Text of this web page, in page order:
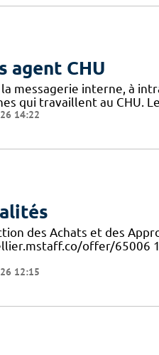
agent CHU
la messagerie interne, à
qui travaillent au CHU.
14:22
des Achats et des
offer/65006
12:15